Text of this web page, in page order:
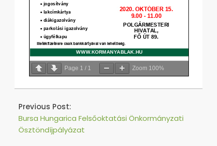
Page 1 / 1 Zoom 100%
2020-
09
Previous Post:
Bursa Hungarica Felsőoktatási Önkormányzati
Ösztöndíjpályázat